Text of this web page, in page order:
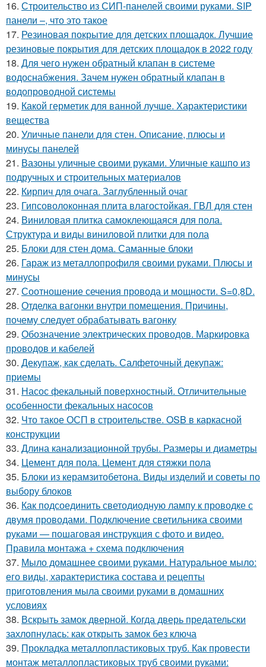
16. Строительство из СИП-панелей своими руками. SIP
панели –, что это такое
17. Резиновая покрытие для детских площадок. Лучшие
резиновые покрытия для детских площадок в 2022 году
18. Для чего нужен обратный клапан в системе
водоснабжения. Зачем нужен обратный клапан в
водопроводной системы
19. Какой герметик для ванной лучше. Характеристики
вещества
20. Уличные панели для стен. Описание, плюсы и
минусы панелей
21. Вазоны уличные своими руками. Уличные кашпо из
подручных и строительных материалов
22. Кирпич для очага. Заглубленный очаг
23. Гипсоволоконная плита влагостойкая. ГВЛ для стен
24. Виниловая плитка самоклеющаяся для пола.
Структура и виды виниловой плитки для пола
25. Блоки для стен дома. Саманные блоки
26. Гараж из металлопрофиля своими руками. Плюсы и
минусы
27. Соотношение сечения провода и мощности. S=0,8D.
28. Отделка вагонки внутри помещения. Причины,
почему следует обрабатывать вагонку
29. Обозначение электрических проводов. Маркировка
проводов и кабелей
30. Декупаж, как сделать. Салфеточный декупаж:
приемы
31. Насос фекальный поверхностный. Отличительные
особенности фекальных насосов
32. Что такое ОСП в строительстве. OSB в каркасной
конструкции
33. Длина канализационной трубы. Размеры и диаметры
34. Цемент для пола. Цемент для стяжки пола
35. Блоки из керамзитобетона. Виды изделий и советы по
выбору блоков
36. Как подсоединить светодиодную лампу к проводке с
двумя проводами. Подключение светильника своими
руками — пошаговая инструкция с фото и видео.
Правила монтажа + схема подключения
37. Мыло домашнее своими руками. Натуральное мыло:
его виды, характеристика состава и рецепты
приготовления мыла своими руками в домашних
условиях
38. Вскрыть замок дверной. Когда дверь предательски
захлопнулась: как открыть замок без ключа
39. Прокладка металлопластиковых труб. Как провести
монтаж металлопластиковых труб своими руками: